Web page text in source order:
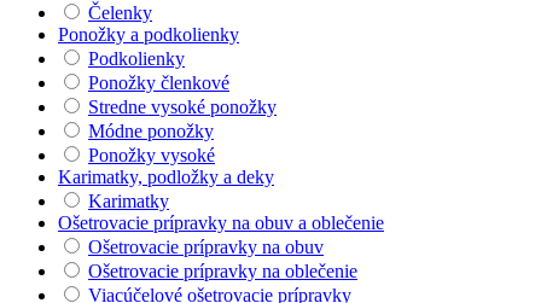
Čelenky
Ponožky a podkolienky
Podkolienky
Ponožky členkové
Stredne vysoké ponožky
Módne ponožky
Ponožky vysoké
Karimatky, podložky a deky
Karimatky
Ošetrovacie prípravky na obuv a oblečenie
Ošetrovacie prípravky na obuv
Ošetrovacie prípravky na oblečenie
Viacúčelové ošetrovacie prípravky